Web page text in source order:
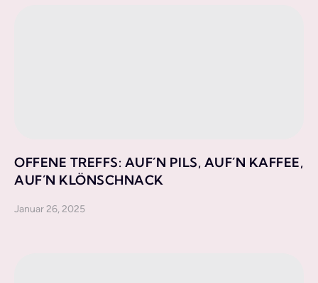
OFFENE TREFFS: AUF´N PILS, AUF´N KAFFEE,
AUF´N KLÖNSCHNACK
Januar 26, 2025